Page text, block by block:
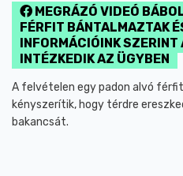
MEGRÁZÓ VIDEÓ
FÉRFIT BÁNTALMAZTAK
INFORMÁCIÓINK SZERINT
INTÉZKEDIK AZ ÜGYBEN
A felvételen egy padon alvó
kényszerítik, hogy térdre
bakancsát.